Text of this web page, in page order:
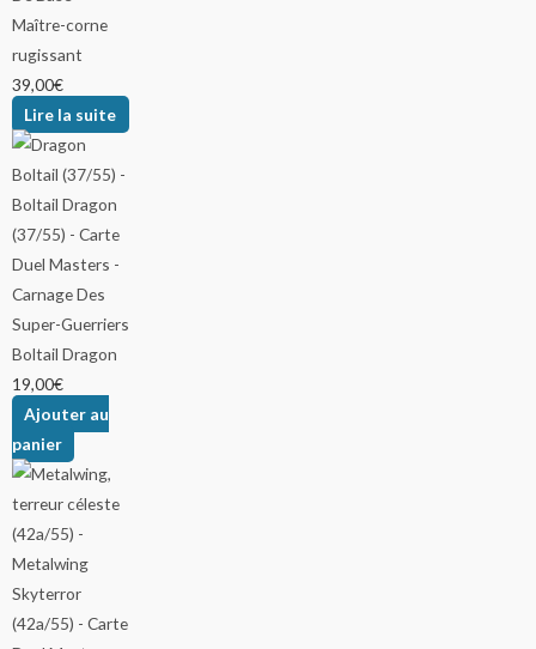
Maître-corne
rugissant
39,00€
Lire la suite
Boltail Dragon
19,00€
Ajouter au
panier